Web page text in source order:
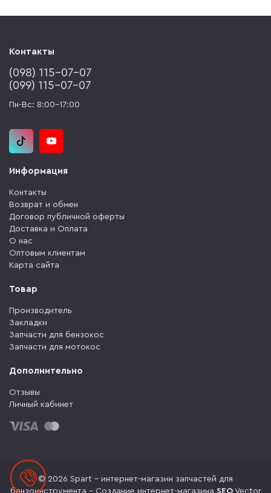
Контакты
(‎098) 115-07-07
(‎099) 115-07-07
Пн-Вс: 8:00-17:00
Информация
Контакты
Возврат и обмен
Договор публичной оферты
Доставка и Оплата
О нас
Оптовым клиентам
Карта сайта
Товар
Производитель
Закладки
Запчасти для бензокос
Запчасти для мотокос
Дополнительно
Отзывы
Личный кабинет
© 2026 Spart - интернет-магазин запчастей для
бензоинструмента - Создание интернет-магазина SEOVector